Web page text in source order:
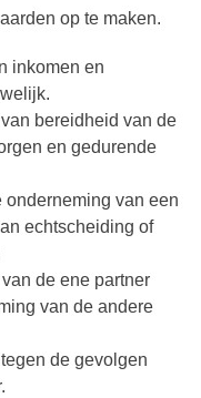
op te maken.
inkomen en
bereidheid van de
en gedurende
onderneming van een
echtscheiding of
de ene partner
van de andere
de gevolgen